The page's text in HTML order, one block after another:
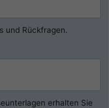
und Rückfragen.
erhalten Sie